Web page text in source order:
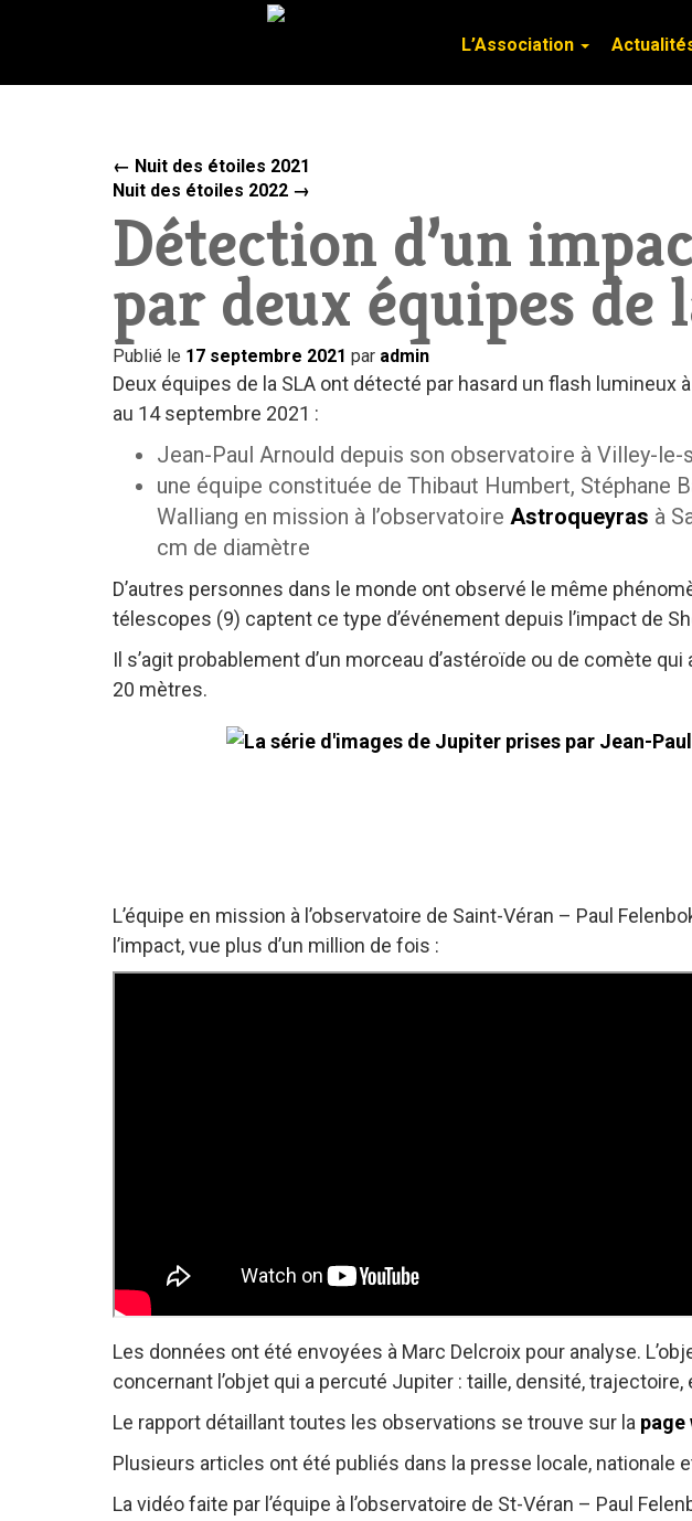
L’Association
L’Association
← Nuit des étoiles 2021
Nuit des étoiles 2022 →
Détection d’un
par deux équipes de
Publié le 17 septembre 2021 par admin
Deux équipes de la SLA ont détecté par hasard un flash lumineux
au 14 septembre 2021 :
Jean-Paul Arnould depuis son observatoire à Villey-
une équipe constituée de Thibaut Humbert, Stéphane
Walliang en mission à l’observatoire Astroqueyras à
cm de diamètre
D’autres personnes dans le monde ont observé le même
télescopes (9) captent ce type d’événement depuis l’impact de
Il s’agit probablement d’un morceau d’astéroïde ou de comète
20 mètres.
L’équipe en mission à l’observatoire de Saint-Véran – Paul
l’impact, vue plus d’un million de fois :
Les données ont été envoyées à Marc Delcroix pour analyse.
concernant l’objet qui a percuté Jupiter : taille, densité, trajectoire,
Le rapport détaillant toutes les observations se trouve sur la page
Plusieurs articles ont été publiés dans la presse locale, nationale
La vidéo faite par l’équipe à l’observatoire de St-Véran – Paul